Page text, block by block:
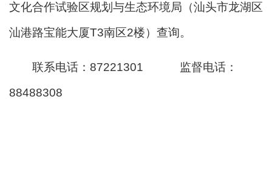
文化合作试验区规划与生态环境局（汕头市龙湖区
汕港路宝能大厦T3南区2楼）查询。
联系电话：87221301 监督电话：
88488308